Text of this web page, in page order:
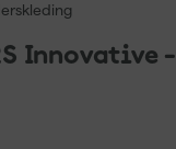
Innovative